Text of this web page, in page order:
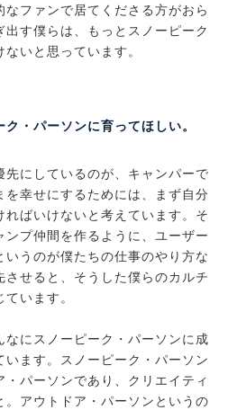
なファンで居てくださる方がおら
す僕らは、もっとスノーピーク
いと思っています。
・パーソンに育ってほしい。
先にしているのが、キャンパーで
を幸せにするためには、まず自分
ればいけないと考えています。そ
ンプ仲間を作るように、ユーザー
いうのが僕たちの仕事のやり方な
せると、そうした僕らのカルチ
います。
なにスノーピーク・パーソンに成
ます。スノーピーク・パーソン
・パーソンであり、クリエイティ
。アウトドア・パーソンというの